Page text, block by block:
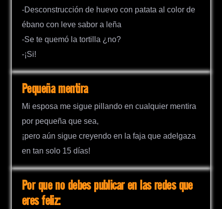
-Desconstrucción de huevo con patata al color de
ébano con leve sabor a leña
-Se te quemó la tortilla ¿no?
-¡Si!
Pequeña mentira
Mi esposa me sigue pillando en cualquier mentira
por pequeña que sea,
¡pero aún sigue creyendo en la faja que adelgaza
en tan solo 15 días!
Por que no debes publicar en las redes que
eres feliz: